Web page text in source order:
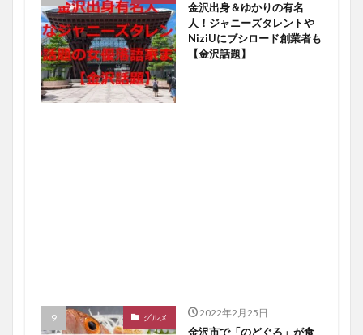
金沢出身＆ゆかりの有名
人！ジャニーズタレントや
NiziUにブシロード創業者も
【金沢話題】
グルメ 2022年2月25日
金沢市で「のどぐろ」が食